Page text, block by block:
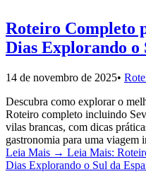
Roteiro Completo
Dias Explorando o
14 de novembro de 2025•
Descubra como explorar o
Roteiro completo incluindo
vilas brancas, com dicas
gastronomia para uma viagem
Leia Mais → Leia Mais:
Dias Explorando o Sul da